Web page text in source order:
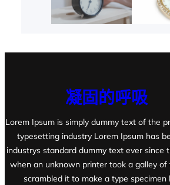
凝固的呼吸
Lorem Ipsum is simply dummy text of the
typesetting industry Lorem Ipsum has
industrys standard dummy text ever since
when an unknown printer took a galley of
scrambled it to make a type specimen